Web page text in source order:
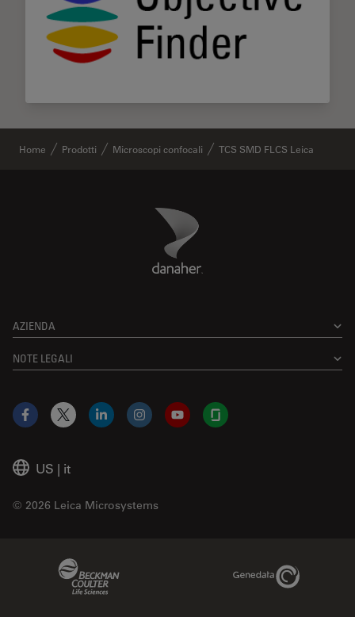
Home Prodotti Microscopi confocali TCS SMD FLCS Leica
Danaher Logo
AZIENDA
NOTE LEGALI
US | it
© 2026 Leica Microsystems
Facebook
X LinkedInInstagramYouTubeGlassdoor
Genedata Link